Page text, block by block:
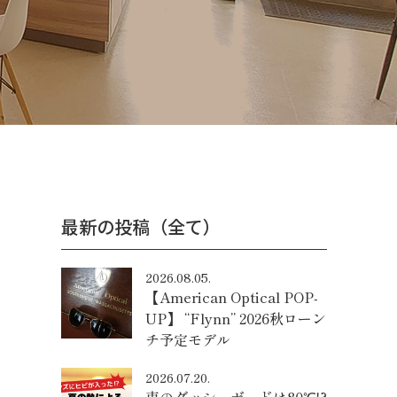
最新の投稿（全て）
2026.08.05.
【American Optical POP-
UP】 “Flynn” 2026秋ローン
チ予定モデル
2026.07.20.